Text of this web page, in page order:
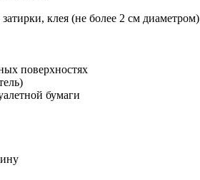
клея (не более 2 см диаметром)
поверхностях
бумаги